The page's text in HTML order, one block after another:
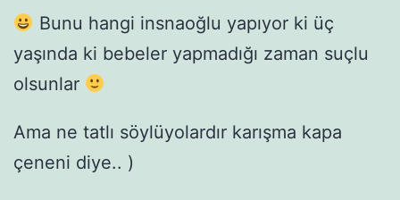
Bunu hangi insnaoğlu yapıyor ki üç
yaşında ki bebeler yapmadığı zaman suçlu
olsunlar
Ama ne tatlı söylüyolardır karışma kapa
çeneni diye.. )